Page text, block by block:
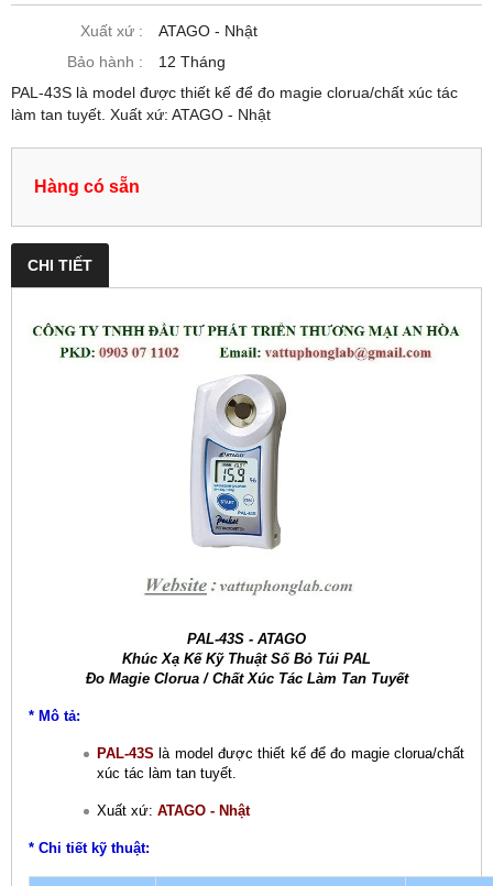
Xuất xứ :
ATAGO - Nhật
Bảo hành :
12 Tháng
PAL-43S là model được thiết kế để đo magie clorua/chất xúc tác
làm tan tuyết. Xuất xứ: ATAGO - Nhật
Hàng có sẵn
CHI TIẾT
PAL-43S - ATAGO
Khúc Xạ Kế Kỹ Thuật Số Bỏ Túi PAL
Đo Magie Clorua / Chất Xúc Tác Làm Tan Tuyết
* Mô tả:
PAL-43S là model được thiết kế để đo magie clorua/chất
xúc tác làm tan tuyết.
Xuất xứ: ATAGO - Nhật
* Chi tiết kỹ thuật: